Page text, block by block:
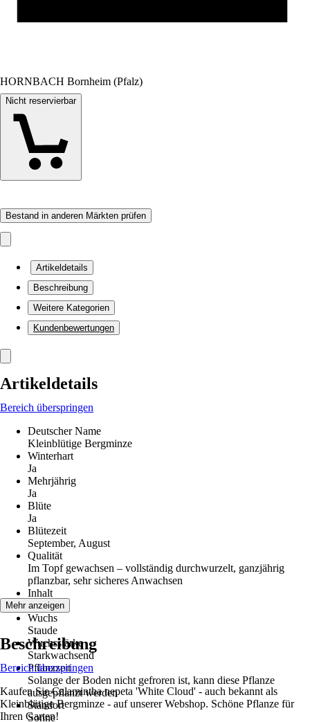
HORNBACH Bornheim (Pfalz)
Nicht reservierbar
Bestand in anderen Märkten prüfen
Artikeldetails
Beschreibung
Weitere Kategorien
Kundenbewertungen
Artikeldetails
Bereich überspringen
Deutscher Name
Kleinblütige Bergminze
Winterhart
Ja
Mehrjährig
Ja
Blüte
Ja
Blütezeit
September, August
Qualität
Im Topf gewachsen – vollständig durchwurzelt, ganzjährig
pflanzbar, sehr sicheres Anwachsen
Inhalt
6 Stück
Wuchs
Staude
Wuchsstärke
Starkwachsend
Pflanzzeit
Solange der Boden nicht gefroren ist, kann diese Pflanze
ausgepflanzt werden
Standort
Sonne
Mehr anzeigen
Beschreibung
Bereich überspringen
Kaufen Sie Calamintha nepeta 'White Cloud' - auch bekannt als
Kleinblütige Bergminze - auf unserer Webshop. Schöne Pflanze für
Ihren Garten!